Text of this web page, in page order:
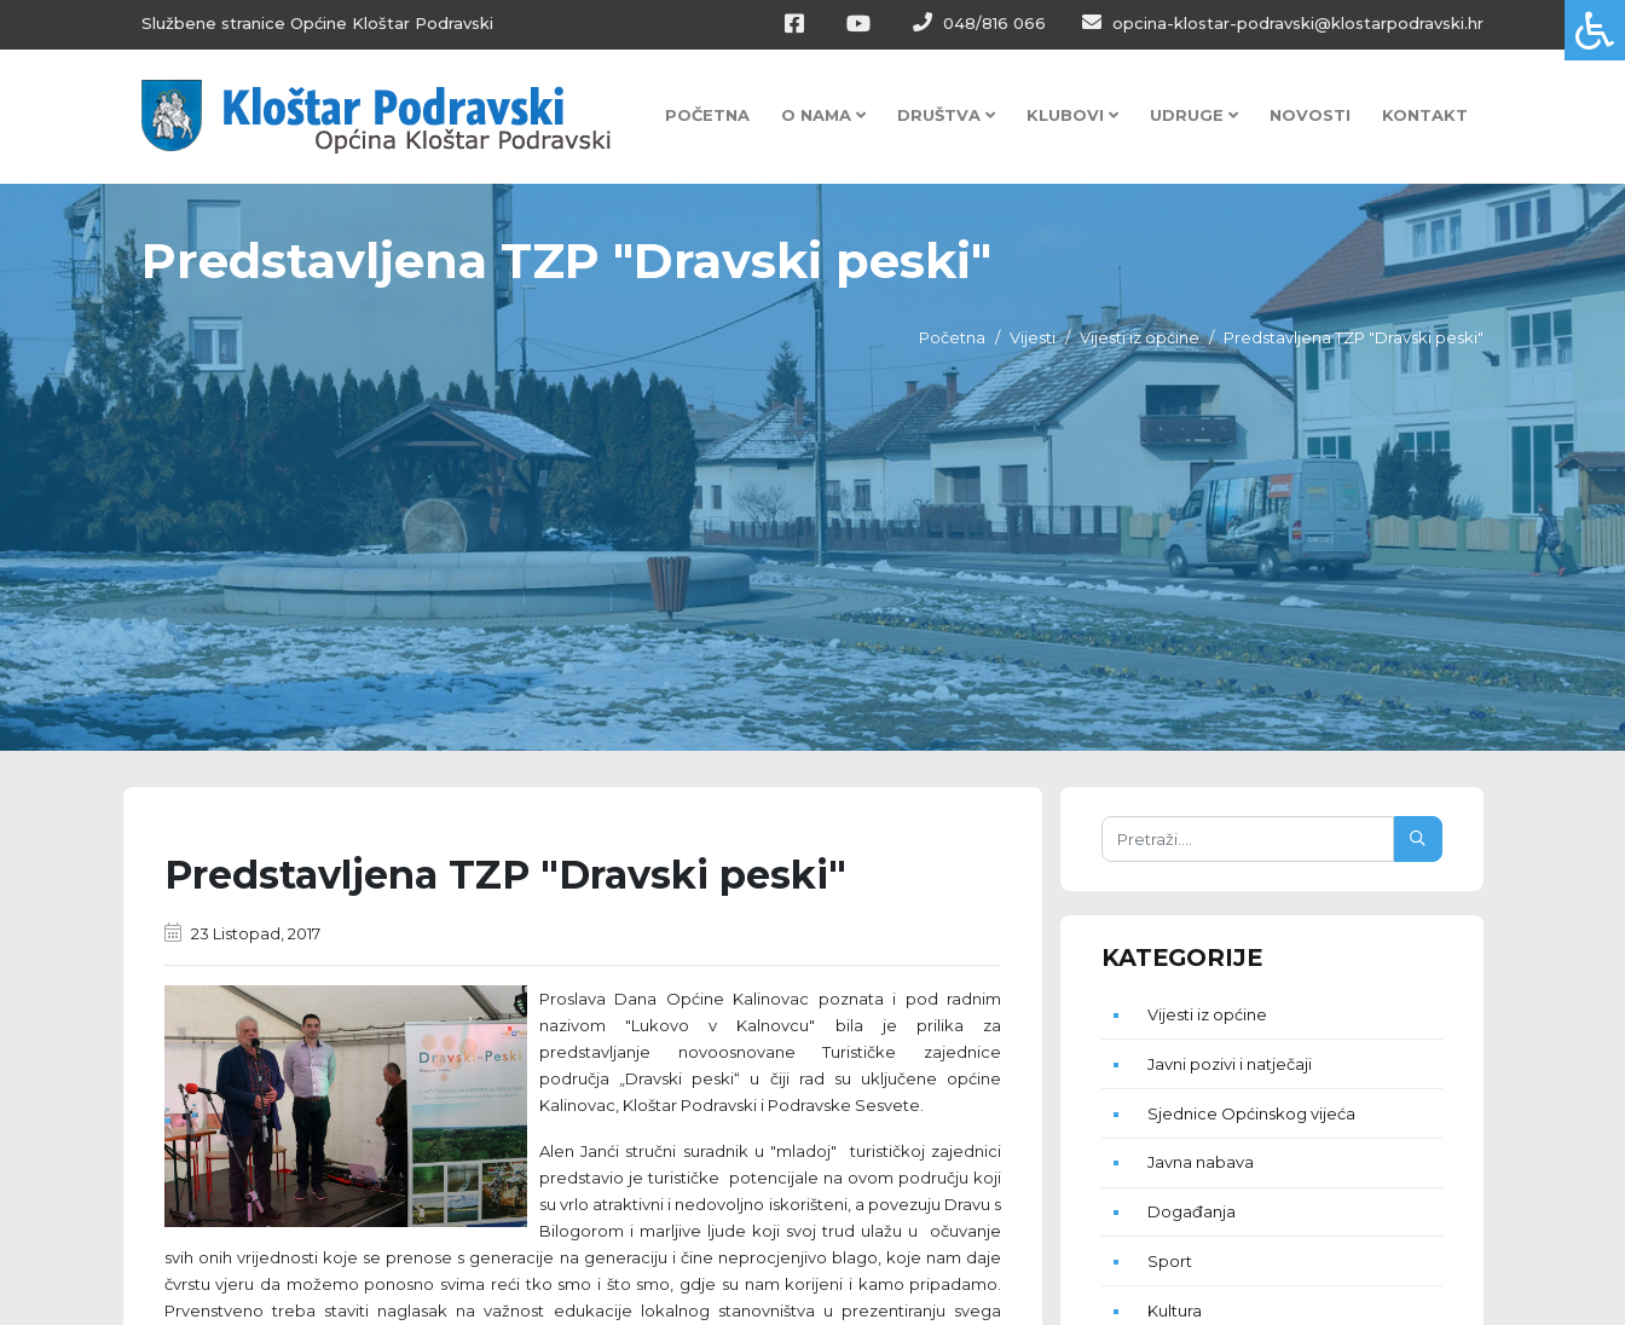
Službene stranice Općine Kloštar Podravski 048/816 066 opcina-klostar-podravski@klostarpodravski.hr
POČETNA O NAMA DRUŠTVA KLUBOVI UDRUGE NOVOSTI KONTAKT
Predstavljena TZP "Dravski peski"
Početna Vijesti Vijesti iz općine Predstavljena TZP "Dravski peski"
Predstavljena TZP "Dravski peski"
23 Listopad, 2017
Proslava Dana Općine Kalinovac poznata i pod radnim
nazivom "Lukovo v Kalnovcu" bila je prilika za
predstavljanje novoosnovane Turističke zajednice
područja „Dravski peski“ u čiji rad su uključene općine
Kalinovac, Kloštar Podravski i Podravske Sesvete.
Alen Janći stručni suradnik u "mladoj" turističkoj zajednici
predstavio je turističke potencijale na ovom području koji
su vrlo atraktivni i nedovoljno iskorišteni, a povezuju Dravu s
Bilogorom i marljive ljude koji svoj trud ulažu u očuvanje
svih onih vrijednosti koje se prenose s generacije na generaciju i čine neprocjenjivo blago, koje nam daje
čvrstu vjeru da možemo ponosno svima reći tko smo i što smo, gdje su nam korijeni i kamo pripadamo.
Prvenstveno treba staviti naglasak na važnost edukacije lokalnog stanovništva u prezentiranju svega
KATEGORIJE
Vijesti iz općine
Javni pozivi i natječaji
Sjednice Općinskog vijeća
Javna nabava
Događanja
Sport
Kultura